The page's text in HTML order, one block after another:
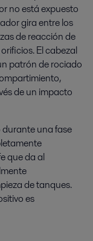
no está expuesto
gira entre los
de reacción de
El cabezal
patrón de rociado
de un impacto
una fase
que da al
de tanques.
es